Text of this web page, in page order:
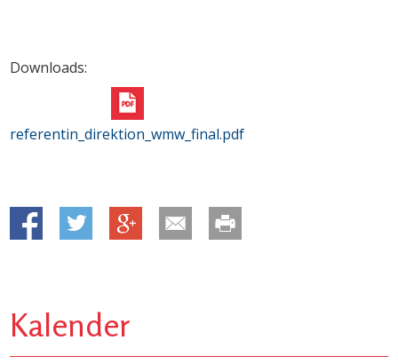
Downloads:
referentin_direktion_wmw_final.pdf
Kalender